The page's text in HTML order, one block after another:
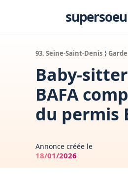
93. Seine-Saint-Denis ⟩
Baby-
BAFA
du permis
Annonce créée le
18/01/2026